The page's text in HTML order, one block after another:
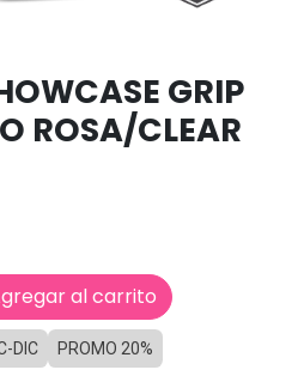
GRIP
ROSA/CLEAR
al carrito
DIC PROMO 20%